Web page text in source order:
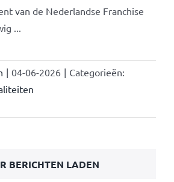
van de Nederlandse Franchise
...
| 04-06-2026 | Categorieën:
BERICHTEN LADEN